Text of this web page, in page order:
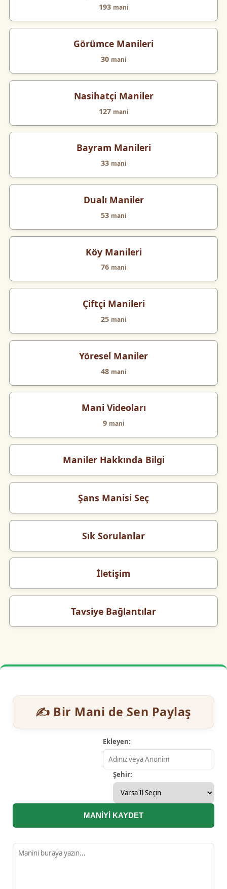
193 mani
Görümce Manileri
30 mani
Nasihatçi Maniler
127 mani
Bayram Manileri
33 mani
Dualı Maniler
53 mani
Köy Manileri
76 mani
Çiftçi Manileri
25 mani
Yöresel Maniler
48 mani
Mani Videoları
9 mani
Maniler Hakkında Bilgi
Şans Manisi Seç
Sık Sorulanlar
İletişim
Tavsiye Bağlantılar
✍️ Bir Mani de Sen Paylaş
Ekleyen:
Şehir:
MANİYİ KAYDET